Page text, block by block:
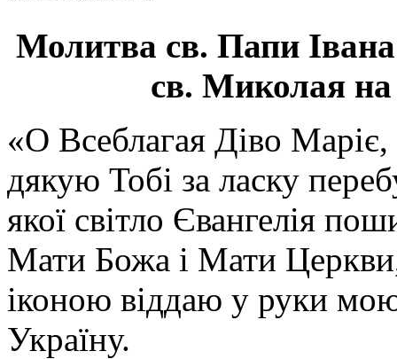
Молитва св. Папи
св. Миколая на
«О Всеблагая Діво
дякую Тобі за ласку
якої світло Євангелія
Мати Божа і Мати
іконою віддаю у руки
Україну.